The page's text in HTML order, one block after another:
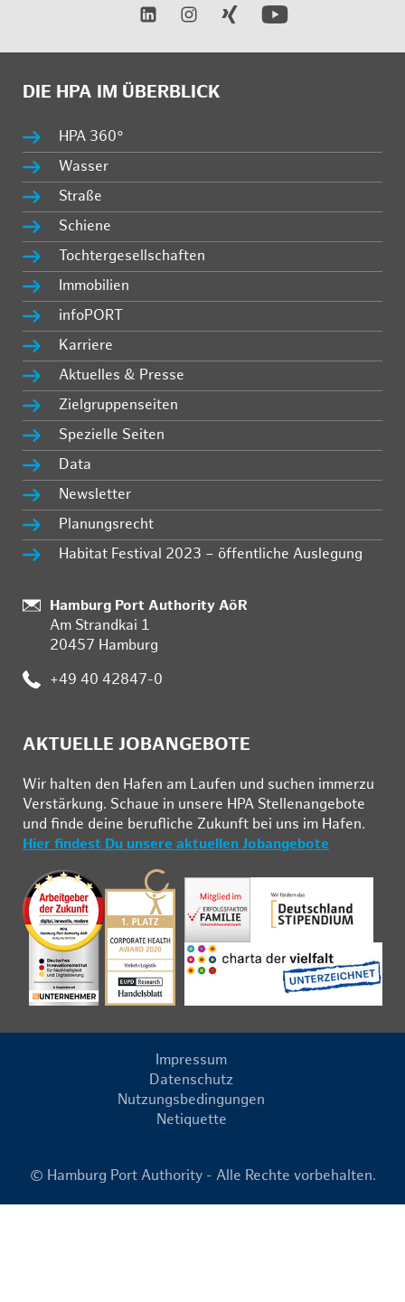
DIE HPA IM ÜBERBLICK
HPA 360°
Wasser
Straße
Schiene
Tochtergesellschaften
Immobilien
infoPORT
Karriere
Aktuelles & Presse
Zielgruppenseiten
Spezielle Seiten
Data
Newsletter
Planungsrecht
Habitat Festival 2023 – öffentliche Auslegung
Standort:
Hamburg Port Authority AöR
Am Strandkai 1
20457 Hamburg
Telefon:
+49 40 42847-0
AKTUELLE JOBANGEBOTE
Wir hal­ten den Ha­fen am Lau­fen und su­chen im­mer­zu
Ver­stär­kung. Schau­e in un­se­re HPA Stel­len­an­ge­bo­te
und fin­de deine be­ruf­li­che Zu­kunft bei uns im Ha­fen.
Hier findest Du unsere aktuellen Jobangebote
Impressum
Datenschutz
Nutzungsbedingungen
Netiquette
© Hamburg Port Authority - Alle Rechte vorbehalten.